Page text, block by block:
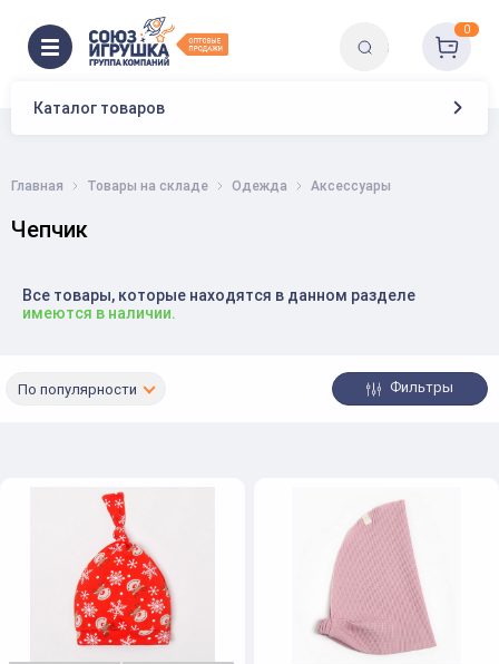
Каталог товаров
0
Главная Товары на складе Одежда Аксессуары
Чепчик
Все товары, которые находятся в данном разделе
имеются в наличии.
По популярности Фильтры